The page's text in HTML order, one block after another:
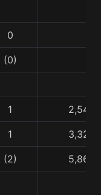
0
(0)
1
1
(2)